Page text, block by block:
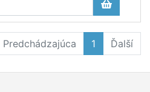
Predchádzajúca 1 Ďalší